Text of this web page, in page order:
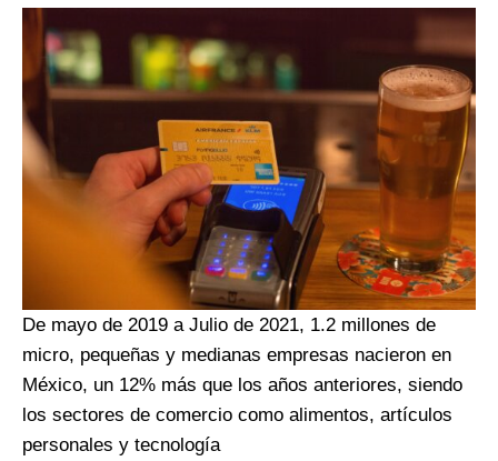
De mayo de 2019 a Julio de 2021, 1.2 millones de
micro, pequeñas y medianas empresas nacieron en
México, un 12% más que los años anteriores, siendo
los sectores de comercio como alimentos, artículos
personales y tecnología